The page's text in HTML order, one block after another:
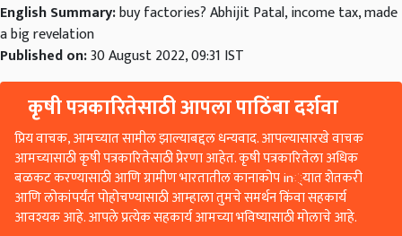
English Summary:buy factories? Abhijit Patal, income tax, made
a big revelation
Published on:30 August 2022, 09:31 IST
कृषी पत्रकारितेसाठी आपला पाठिंबा दर्शवा
प्रिय वाचक, आमच्यात सामील झाल्याबद्दल धन्यवाद. आपल्यासारखे वाचक
आमच्यासाठी कृषी पत्रकारितेसाठी प्रेरणा आहेत. कृषी पत्रकारितेला अधिक
बळकट करण्यासाठी आणि ग्रामीण भारतातील कानाकोप in्यात शेतकरी
आणि लोकांपर्यंत पोहोचण्यासाठी आम्हाला तुमचे समर्थन किंवा सहकार्य
आवश्यक आहे. आपले प्रत्येक सहकार्य आमच्या भविष्यासाठी मोलाचे आहे.